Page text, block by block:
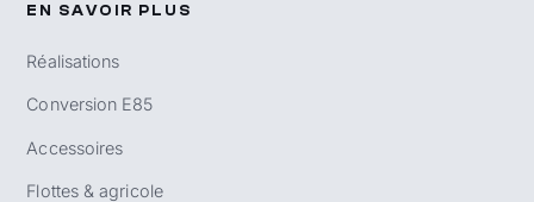
EN SAVOIR PLUS
Réalisations
Conversion E85
Accessoires
Flottes & agricole